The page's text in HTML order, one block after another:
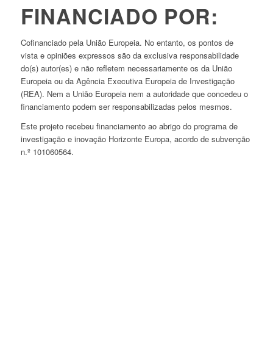
FINANCIADO POR:
Cofinanciado pela União Europeia. No entanto, os pontos de
vista e opiniões expressos são da exclusiva responsabilidade
do(s) autor(es) e não refletem necessariamente os da União
Europeia ou da Agência Executiva Europeia de Investigação
(REA). Nem a União Europeia nem a autoridade que concedeu o
financiamento podem ser responsabilizadas pelos mesmos.
Este projeto recebeu financiamento ao abrigo do programa de
investigação e inovação Horizonte Europa, acordo de subvenção
n.º 101060564.